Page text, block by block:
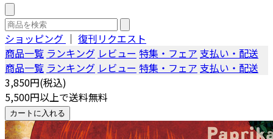
ショッピング ｜ 復刊リクエスト
商品一覧 ランキング レビュー 特集・フェア 支払い・配送
商品一覧 ランキング レビュー 特集・フェア 支払い・配送
3,850円(税込)
5,500円以上で送料無料
カートに入れる